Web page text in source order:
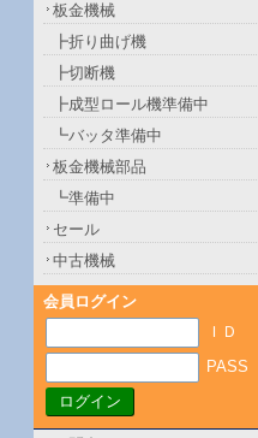
板金機械
┣折り曲げ機
┣切断機
┣成型ロール機準備中
┗バッタ準備中
板金機械部品
┗準備中
セール
中古機械
会員ログイン
ＩＤ
PASS